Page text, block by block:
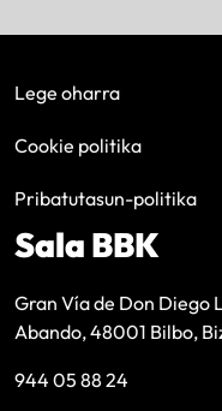
Lege oharra
Cookie politika
Pribatutasun-politika
Sala BBK
Gran Vía de Don Diego
Abando, 48001 Bilbo,
944 05 88 24